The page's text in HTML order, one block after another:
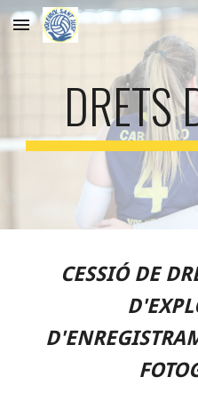
Skip to main content
DRETS
CESSIÓ DE